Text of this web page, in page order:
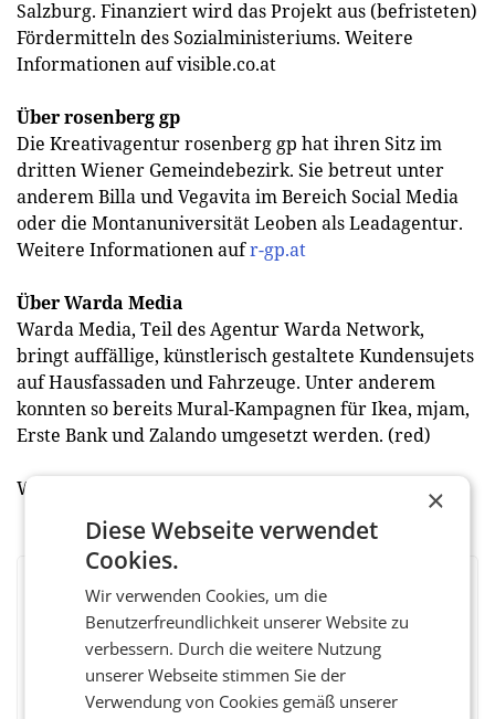
Salzburg. Finanziert wird das Projekt aus (befristeten)
Fördermitteln des Sozialministeriums. Weitere
Informationen auf visible.co.at
Über rosenberg gp
Die Kreativagentur rosenberg gp hat ihren Sitz im
dritten Wiener Gemeindebezirk. Sie betreut unter
anderem Billa und Vegavita im Bereich Social Media
oder die Montanuniversität Leoben als Leadagentur.
Weitere Informationen aufr-gp.at
Über Warda Media
Warda Media, Teil des Agentur Warda Network,
bringt auffällige, künstlerisch gestaltete Kundensujets
auf Hausfassaden und Fahrzeuge. Unter anderem
konnten so bereits Mural-Kampagnen für Ikea, mjam,
Erste Bank und Zalando umgesetzt werden. (red)
Weitere Informationen auf
BEWERTEN SIE DIESEN ARTIKEL
FacebookTwitterMessengerWhatsAppLinkedInXING Teilen
×
Diese Webseite verwendet
Cookies.
Wir verwenden Cookies, um die
Benutzerfreundlichkeit unserer Website zu
verbessern. Durch die weitere Nutzung
unserer Webseite stimmen Sie der
Verwendung von Cookies gemäß unserer